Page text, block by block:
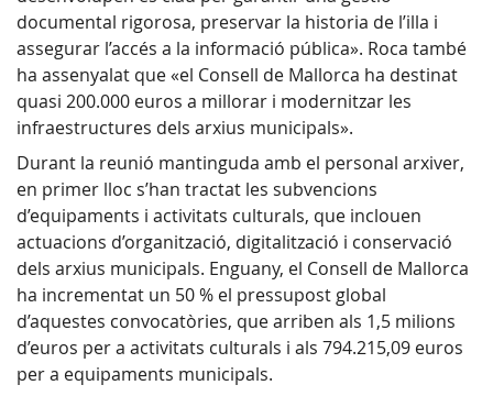
documental rigorosa, preservar la historia de l’illa i
assegurar l’accés a la informació pública». Roca també
ha assenyalat que «el Consell de Mallorca ha destinat
quasi 200.000 euros a millorar i modernitzar les
infraestructures dels arxius municipals».
Durant la reunió mantinguda amb el personal arxiver,
en primer lloc s’han tractat les subvencions
d’equipaments i activitats culturals, que inclouen
actuacions d’organització, digitalització i conservació
dels arxius municipals. Enguany, el Consell de Mallorca
ha incrementat un 50 % el pressupost global
d’aquestes convocatòries, que arriben als 1,5 milions
d’euros per a activitats culturals i als 794.215,09 euros
per a equipaments municipals.